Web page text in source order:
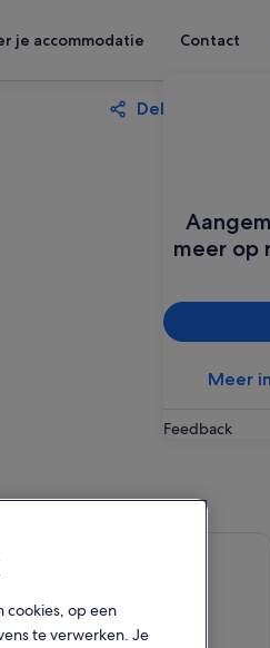
je accommodatie Contact
meer op
Meer
Feedback
Delen
cookies, op een
te verwerken. Je